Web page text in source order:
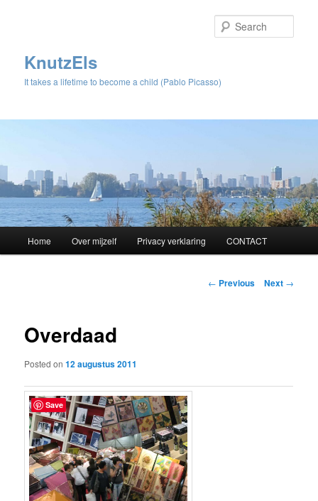
KnutzEls
It takes a lifetime to become a child (Pablo Picasso)
Skip
content
Home Over mijzelf Privacy verklaring CONTACT
Post
← Previous Next →
Overdaad
Posted on12 augustus 2011
Save